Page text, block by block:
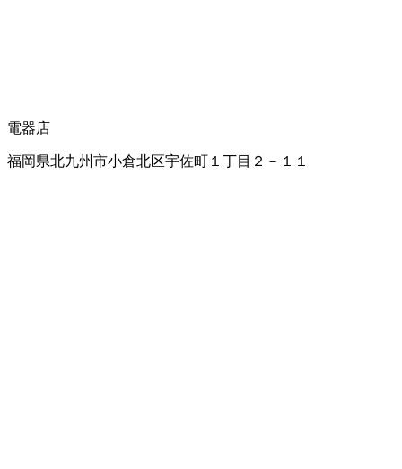
電器店
福岡県北九州市小倉北区宇佐町１丁目２－１１